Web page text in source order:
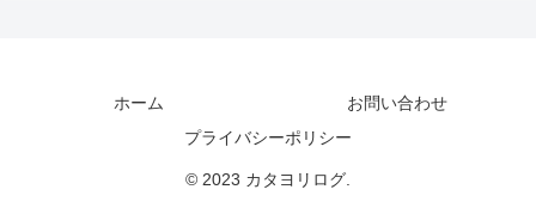
ホーム
お問い合わせ
プライバシーポリシー
© 2023 カタヨリログ.